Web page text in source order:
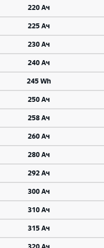
220 Ач
225 Ач
230 Ач
240 Ач
245 Wh
250 Ач
258 Ач
260 Ач
280 Ач
292 Ач
300 Ач
310 Ач
315 Ач